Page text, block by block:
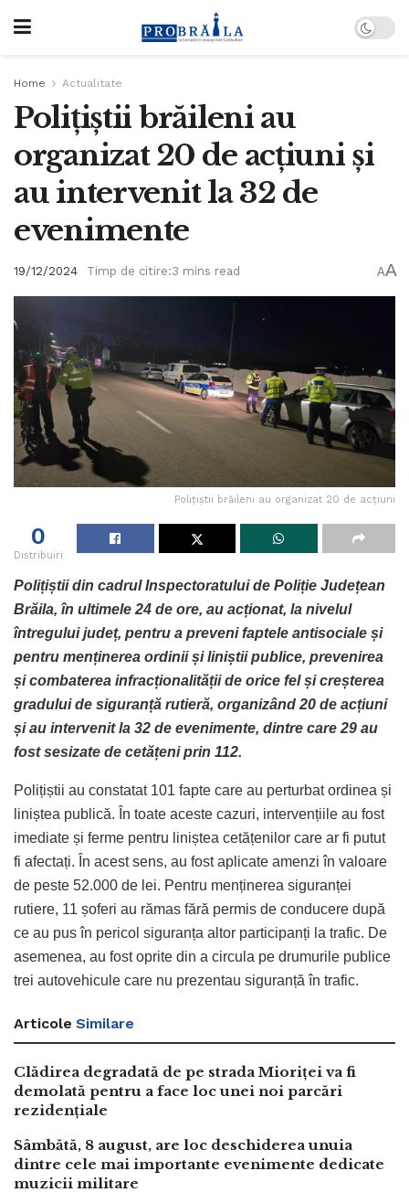
Home Actualitate
Polițiștii brăileni au
organizat 20 de acțiuni și
au intervenit la 32 de
evenimente
19/12/2024 Timp de citire:3 mins read AA
Polițiștii brăileni au organizat 20 de acțiuni
0
Distribuiri
Polițiștii din cadrul Inspectoratului de Poliție Județean
Brăila, în ultimele 24 de ore, au acționat, la nivelul
întregului județ, pentru a preveni faptele antisociale și
pentru menținerea ordinii și liniștii publice, prevenirea
și combaterea infracționalității de orice fel și creșterea
gradului de siguranță rutieră, organizând 20 de acțiuni
și au intervenit la 32 de evenimente, dintre care 29 au
fost sesizate de cetățeni prin 112.
Polițiștii au constatat 101 fapte care au perturbat ordinea și
liniștea publică. În toate aceste cazuri, intervențiile au fost
imediate și ferme pentru liniștea cetățenilor care ar fi putut
fi afectați. În acest sens, au fost aplicate amenzi în valoare
de peste 52.000 de lei. Pentru menținerea siguranței
rutiere, 11 șoferi au rămas fără permis de conducere după
ce au pus în pericol siguranța altor participanți la trafic. De
asemenea, au fost oprite din a circula pe drumurile publice
trei autovehicule care nu prezentau siguranță în trafic.
Articole Similare
Clădirea degradată de pe strada Mioriței va fi
demolată pentru a face loc unei noi parcări
rezidențiale
Sâmbătă, 8 august, are loc deschiderea unuia
dintre cele mai importante evenimente dedicate
muzicii militare